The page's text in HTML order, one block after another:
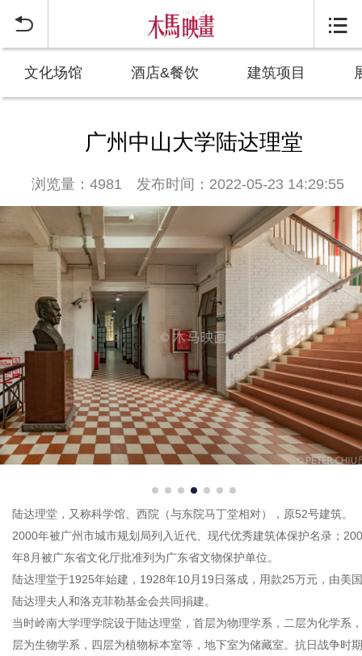
 
文化场馆 酒店&餐饮 建筑项目
广州中山大学陆达理堂
浏览量：4981 发布时间：2022-05-23 14:29:55
陆达理堂，又称科学馆、西院（与东院马丁堂相对），原52号建筑。
2000年被广州市城市规划局列入近代、现代优秀建筑体保护名录；
年8月被广东省文化厅批准列为广东省文物保护单位。
陆达理堂于1925年始建，1928年10月19日落成，用款25万元，由美
陆达理夫人和洛克菲勒基金会共同捐建。
当时岭南大学理学院设于陆达理堂，首层为物理学系，二层为化学系
层为生物学系，四层为植物标本室等，地下室为储藏室。抗日战争时